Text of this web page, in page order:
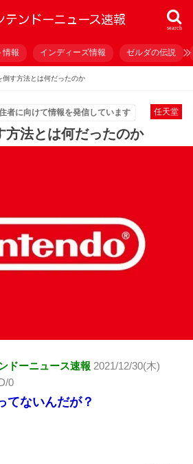
search
情報 インディーズ情報 ゼルダの伝説
倒す方法とは何だったのか
任天堂
者に向けて情報を発信しています
方法とは何だったのか
ドーニュース速報 2021/12/30(木)
0
てないんだが？